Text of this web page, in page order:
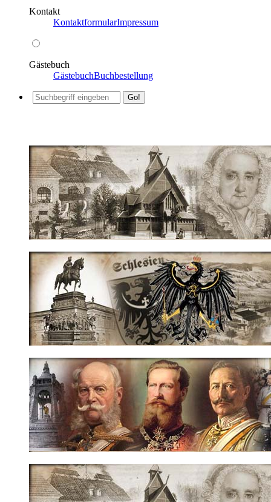
Kontakt
KontaktformularImpressum
Gästebuch
GästebuchBuchbestellung